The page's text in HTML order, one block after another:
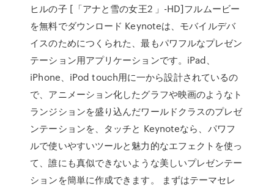
ヒルの子 [「アナと雪の女王2 」-HD]フルムービー
を無料でダウンロード ‎Keynoteは、モバイルデバ
イスのためにつくられた、最もパワフルなプレゼン
テーション用アプリケーションです。iPad、
iPhone、iPod touch用に一から設計されているの
で、アニメーション化したグラフや映画のようなト
ランジションを盛り込んだワールドクラスのプレゼ
ンテーションを、タッチと ‎Keynoteなら、パワフ
ルで使いやすいツールと魅力的なエフェクトを使っ
て、誰にも真似できないような美しいプレゼンテー
ションを簡単に作成できます。 まずはテーマセレ